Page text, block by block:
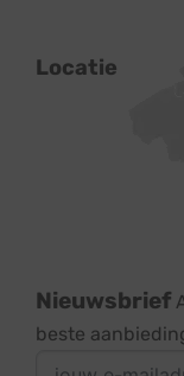
Locatie
Nieuwsbrief
beste